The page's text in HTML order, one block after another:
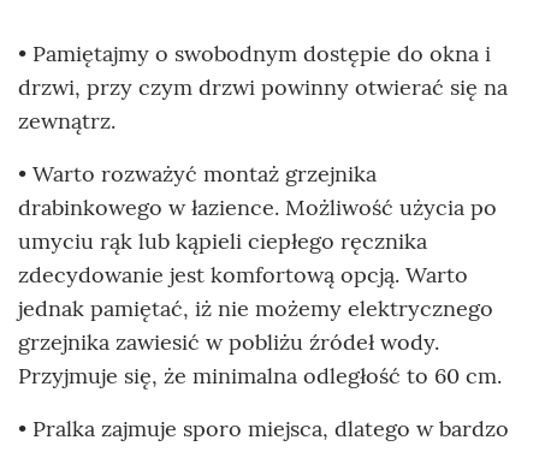
• Pamiętajmy o swobodnym dostępie do okna i
drzwi, przy czym drzwi powinny otwierać się na
zewnątrz.
• Warto rozważyć montaż grzejnika
drabinkowego w łazience. Możliwość użycia po
umyciu rąk lub kąpieli ciepłego ręcznika
zdecydowanie jest komfortową opcją. Warto
jednak pamiętać, iż nie możemy elektrycznego
grzejnika zawiesić w pobliżu źródeł wody.
Przyjmuje się, że minimalna odległość to 60 cm.
• Pralka zajmuje sporo miejsca, dlatego w bardzo